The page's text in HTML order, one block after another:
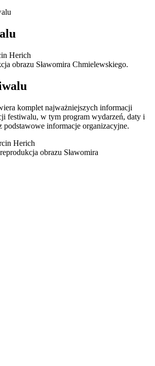
Herich
obrazu Sławomira Chmielewskiego.
komplet najważniejszych informacji
festiwalu, w tym program wydarzeń, daty i
podstawowe informacje organizacyjne.
Herich
obrazu Sławomira